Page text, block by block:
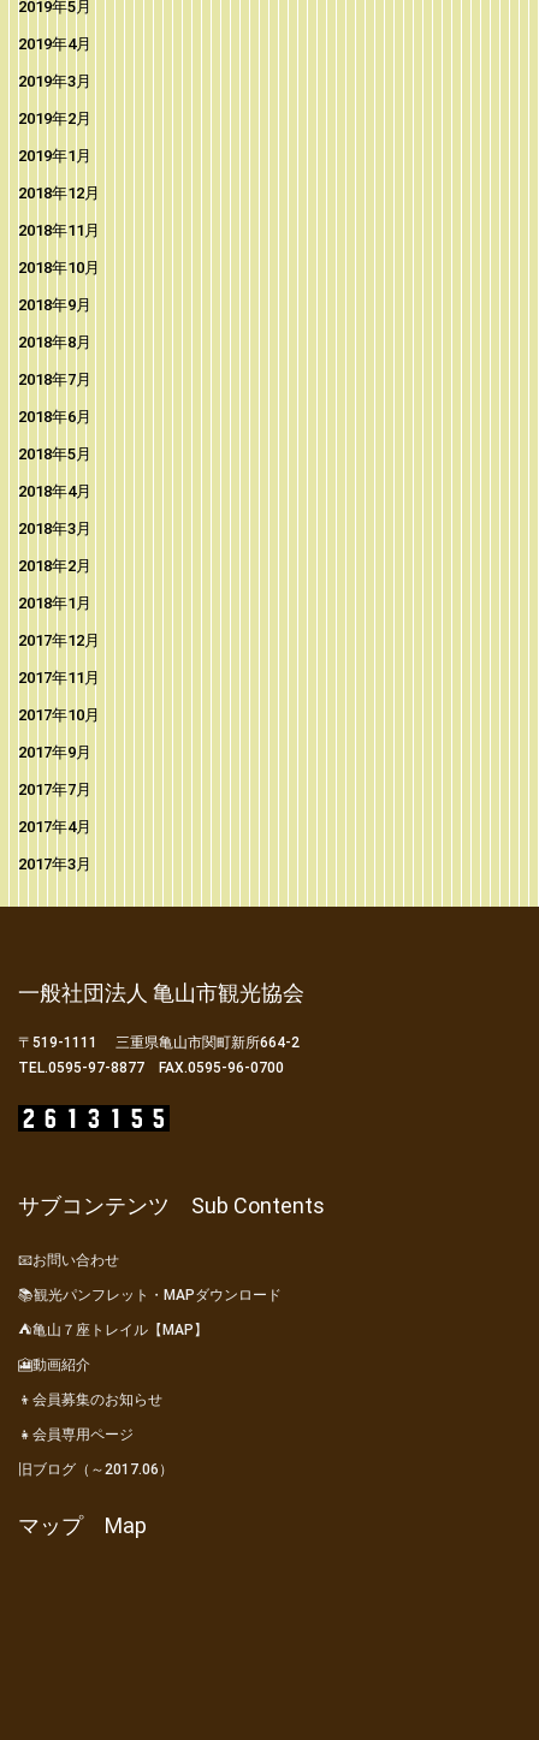
2019年5月
2019年4月
2019年3月
2019年2月
2019年1月
2018年12月
2018年11月
2018年10月
2018年9月
2018年8月
2018年7月
2018年6月
2018年5月
2018年4月
2018年3月
2018年2月
2018年1月
2017年12月
2017年11月
2017年10月
2017年9月
2017年7月
2017年4月
2017年3月
一般社団法人 亀山市観光協会
〒519-1111 三重県亀山市関町新所664-2
TEL.0595-97-8877 FAX.0595-96-0700
サブコンテンツ Sub Contents
📧お問い合わせ
📚観光パンフレット・MAPダウンロード
⛺亀山７座トレイル【MAP】
🎦動画紹介
👦会員募集のお知らせ
👧会員専用ページ
旧ブログ（～2017.06）
マップ Map